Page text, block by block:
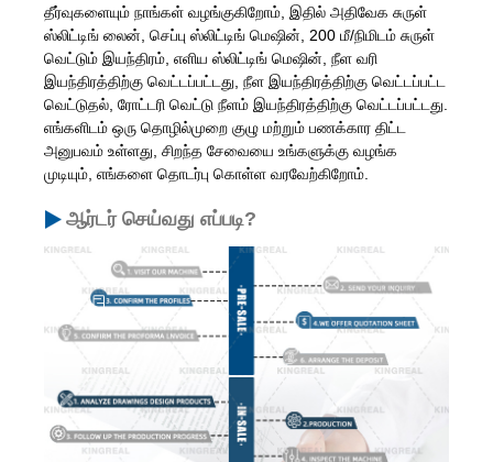
தீர்வுகளையும் நாங்கள் வழங்குகிறோம், இதில் அதிவேக சுருள்
ஸ்லிட்டிங் லைன், செப்பு ஸ்லிட்டிங் மெஷின், 200 மீ/நிமிடம் சுருள்
வெட்டும் இயந்திரம், எளிய ஸ்லிட்டிங் மெஷின், நீள வரி
இயந்திரத்திற்கு வெட்டப்பட்டது, நீள இயந்திரத்திற்கு வெட்டப்பட்ட
வெட்டுதல், ரோட்டரி வெட்டு நீளம் இயந்திரத்திற்கு வெட்டப்பட்டது.
எங்களிடம் ஒரு தொழில்முறை குழு மற்றும் பணக்கார திட்ட
அனுபவம் உள்ளது, சிறந்த சேவையை உங்களுக்கு வழங்க
முடியும், எங்களை தொடர்பு கொள்ள வரவேற்கிறோம்.
ஆர்டர் செய்வது எப்படி?